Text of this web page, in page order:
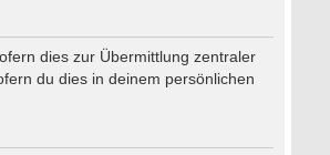
dies zur Übermittlung zentraler
du dies in deinem persönlichen